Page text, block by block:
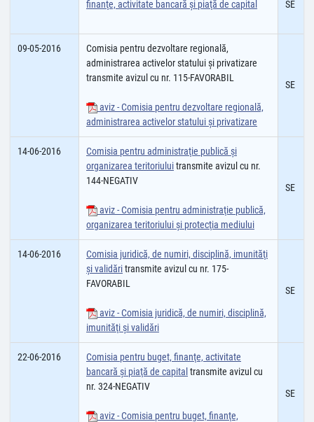
finanţe, activitate bancară şi piaţă de capital SE
09-05-2016
Comisia pentru dezvoltare regională,
administrarea activelor statului şi privatizare
transmite avizul cu nr. 115-FAVORABIL
aviz - Comisia pentru dezvoltare regională,
administrarea activelor statului și privatizare
SE
14-06-2016
Comisia pentru administraţie publică şi
organizarea teritoriuluitransmite avizul cu nr.
144-NEGATIV
aviz - Comisia pentru administraţie publică,
organizarea teritoriului şi protecţia mediului
SE
14-06-2016
Comisia juridică, de numiri, disciplină, imunităţi
şi validăritransmite avizul cu nr. 175-
FAVORABIL
aviz - Comisia juridică, de numiri, disciplină,
imunităţi şi validări
SE
22-06-2016
Comisia pentru buget, finanţe, activitate
bancară şi piaţă de capital transmite avizul cu
nr. 324-NEGATIV
aviz - Comisia pentru buget, finanţe,
SE